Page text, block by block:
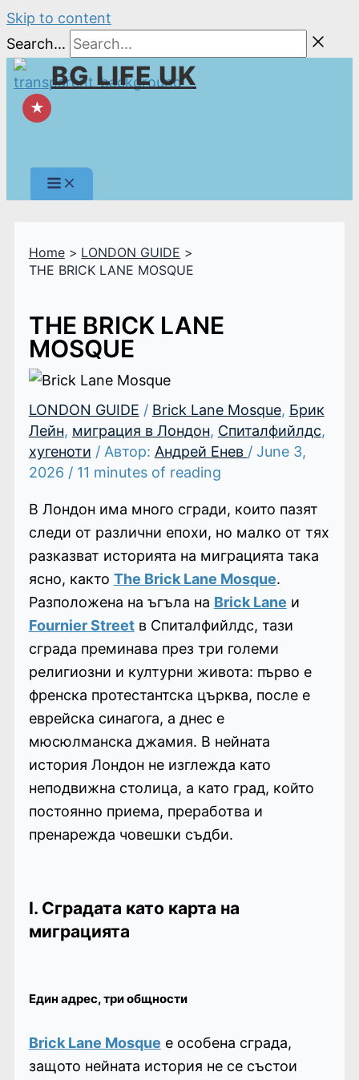
Skip to content
Search...
BG LIFE UK
★
Home
LONDON GUIDE
THE BRICK LANE MOSQUE
THE BRICK LANE
MOSQUE
LONDON GUIDE / Brick Lane Mosque, Брик
Лейн, миграция в Лондон, Спиталфийлдс,
хугеноти / Автор: Андрей Енев / June 3,
2026 / 11 minutes of reading
В Лондон има много сгради, които пазят
следи от различни епохи, но малко от тях
разказват историята на миграцията така
ясно, както The Brick Lane Mosque.
Разположена на ъгъла на Brick Lane и
Fournier Streetв Спиталфийлдс, тази
сграда преминава през три големи
религиозни и културни живота: първо е
френска протестантска църква, после е
еврейска синагога, а днес е
мюсюлманска джамия. В нейната
история Лондон не изглежда като
неподвижна столица, а като град, който
постоянно приема, преработва и
пренарежда човешки съдби.
I. Сградата като карта на
миграцията
Един адрес, три общности
Brick Lane Mosque е особена сграда,
защото нейната история не се състои